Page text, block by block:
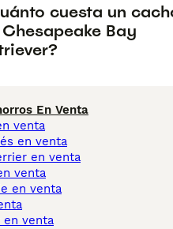
cuesta un
Bay
En Venta
venta
en venta
en venta
venta
en venta
en venta